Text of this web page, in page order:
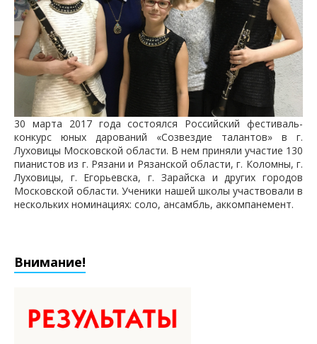
30 марта 2017 года состоялся Российский фестиваль-
конкурс юных дарований «Созвездие талантов» в г.
Луховицы Московской области. В нем приняли участие 130
пианистов из г. Рязани и Рязанской области, г. Коломны, г.
Луховицы, г. Егорьевска, г. Зарайска и других городов
Московской области. Ученики нашей школы участвовали в
нескольких номинациях: соло, ансамбль, аккомпанемент.
Внимание!